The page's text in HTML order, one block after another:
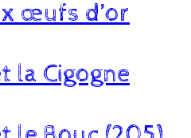
œufs d’or
la Cigogne